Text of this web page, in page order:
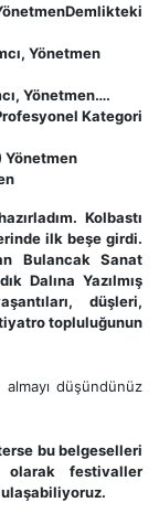
Yönetmen
Yönetmen….
Kategori
Yönetmen
Kolbastı
ilk beşe girdi.
Bulancak Sanat
Dalına Yazılmış
düşleri,
topluluğunun
almayı düşündünüz
bu belgeselleri
olarak festivaller